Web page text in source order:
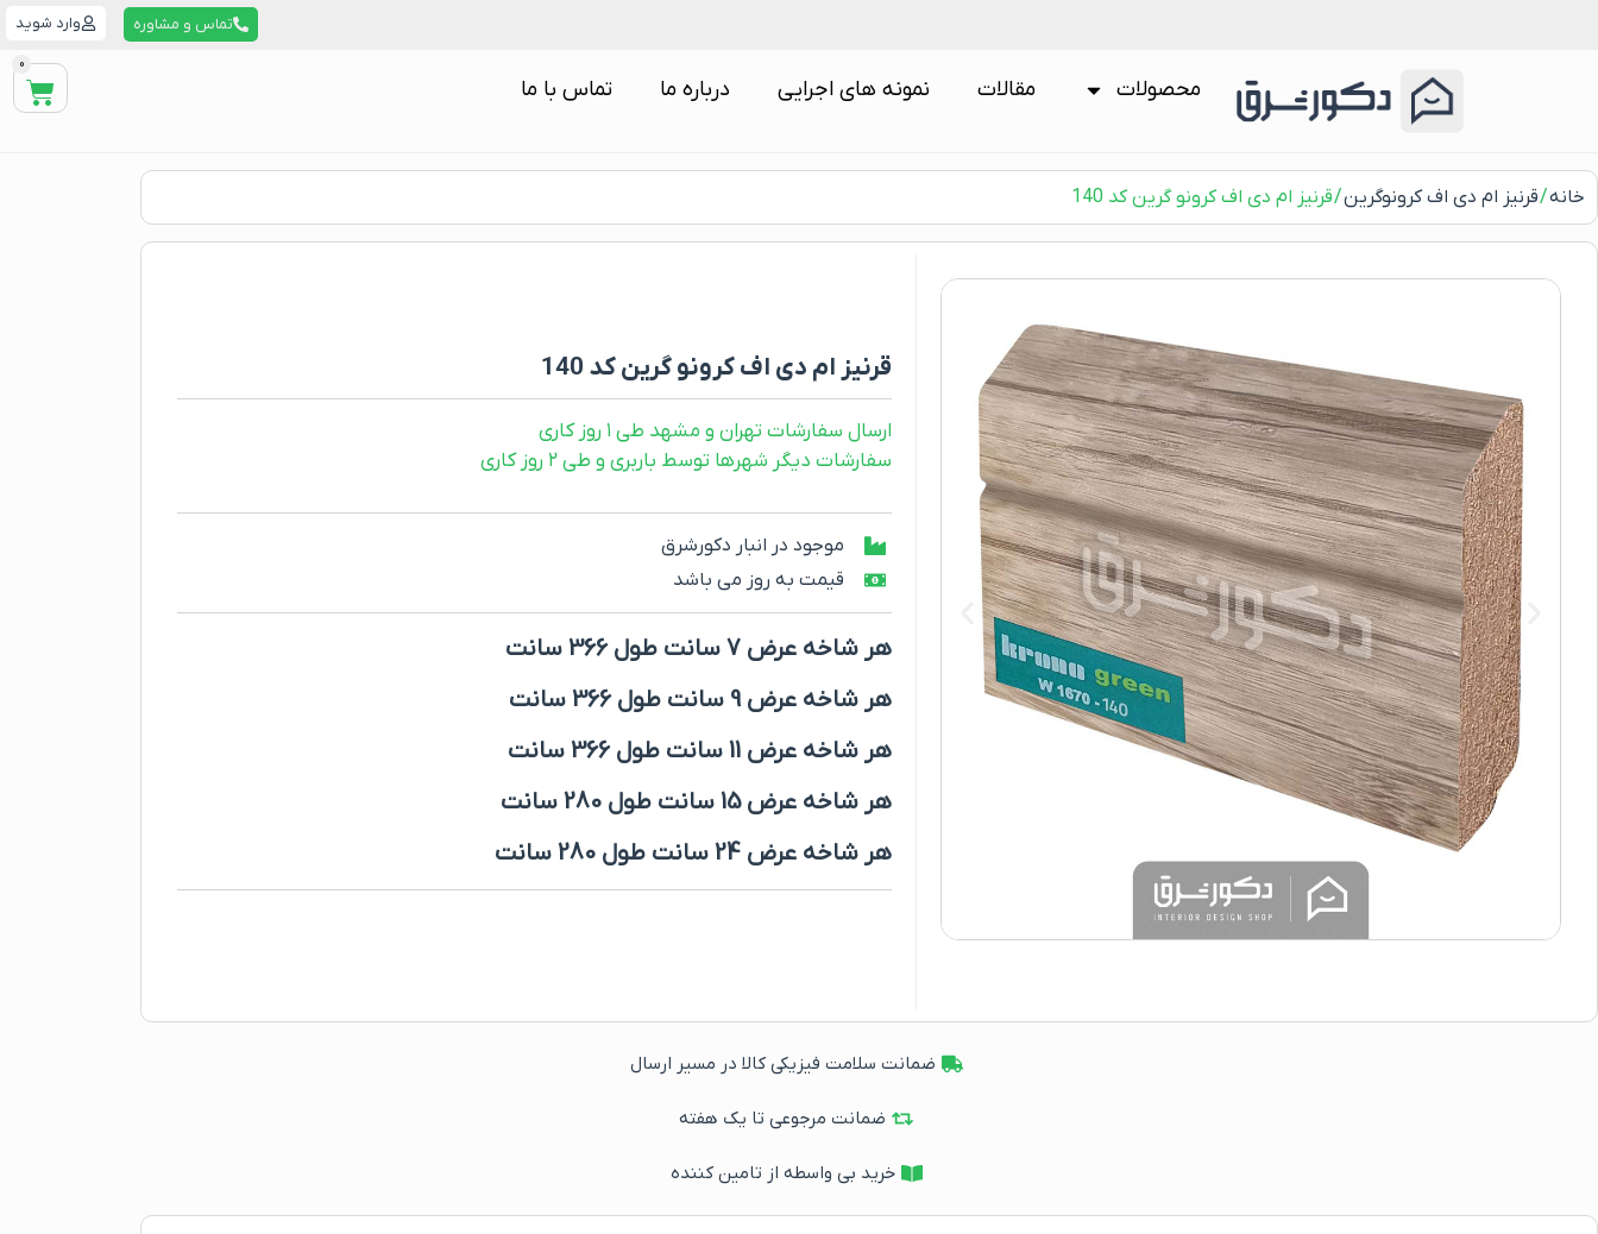
تماس و مشاوره وارد شوید
محصولات مقالات نمونه های اجرایی درباره ما تماس با ما
0
خانه/قرنیز ام دی اف کرونوگرین/ قرنیز ام دی اف کرونو گرین کد 140
قرنیز ام دی اف کرونو گرین کد 140
ارسال سفارشات تهران و مشهد طی ۱ روز کاری
سفارشات دیگر شهرها توسط باربری و طی ۲ روز کاری
موجود در انبار دکورشرق
قیمت به روز می باشد
هر شاخه عرض 7 سانت طول 366 سانت
هر شاخه عرض 9 سانت طول 366 سانت
هر شاخه عرض 11 سانت طول 366 سانت
هر شاخه عرض 15 سانت طول 280 سانت
هر شاخه عرض 24 سانت طول 280 سانت
ضمانت سلامت فیزیکی کالا در مسیر ارسال
ضمانت مرجوعی تا یک هفته
خرید بی واسطه از تامین کننده